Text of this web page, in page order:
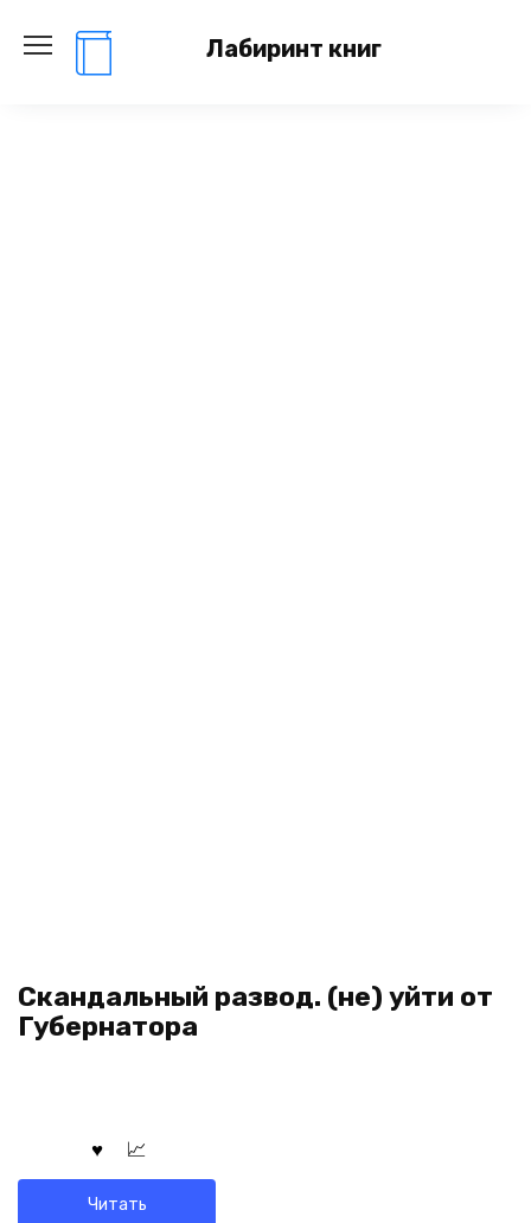
содержанию
Лабиринт книг
Скандальный развод. (не) уйти от
Губернатора
Читать